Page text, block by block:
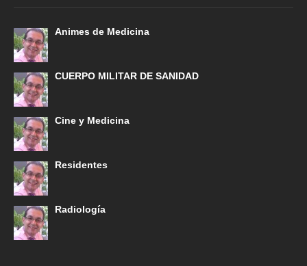
Animes de Medicina
CUERPO MILITAR DE SANIDAD
Cine y Medicina
Residentes
Radiología